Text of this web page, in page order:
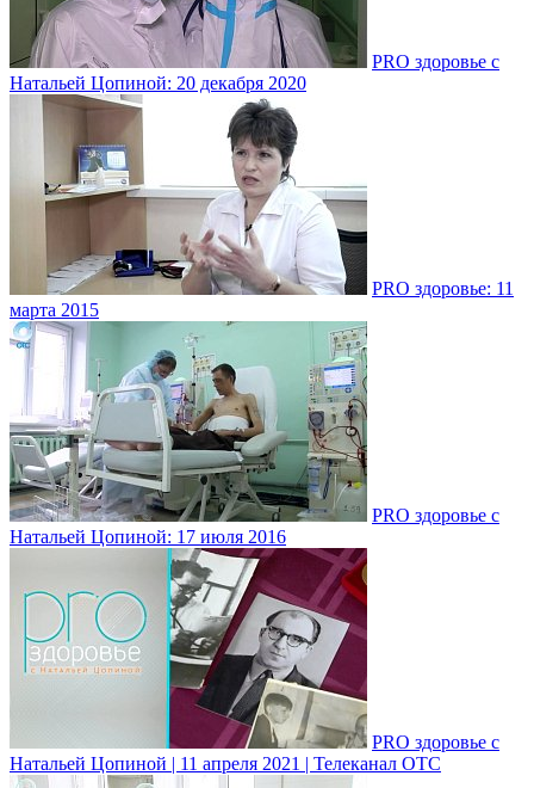
PRO здоровье с
Натальей Цопиной: 20 декабря 2020
PRO здоровье: 11
марта 2015
PRO здоровье с
Натальей Цопиной: 17 июля 2016
PRO здоровье с
Натальей Цопиной | 11 апреля 2021 | Телеканал ОТС